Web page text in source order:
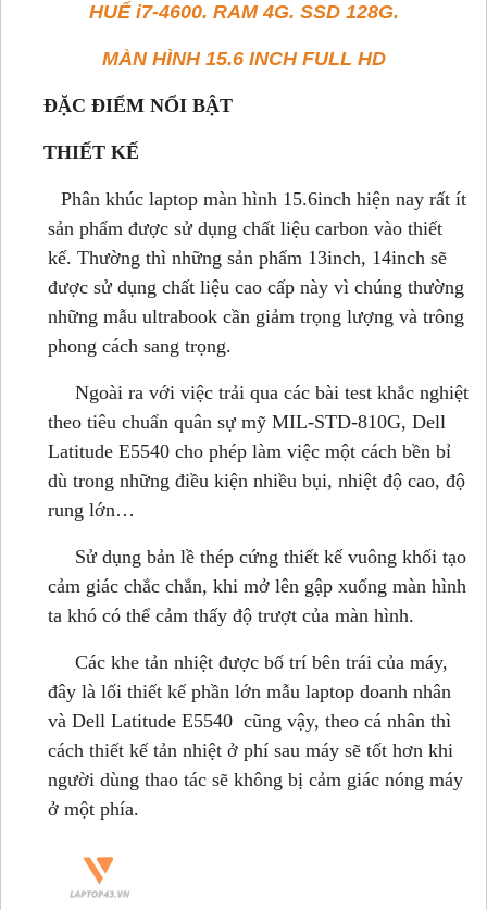
HUẾ i7-4600. RAM 4G. SSD 128G.
MÀN HÌNH 15.6 INCH FULL HD
ĐẶC ĐIỂM NỔI BẬT
THIẾT KẾ
Phân khúc laptop màn hình 15.6inch hiện nay rất ít
sản phẩm được sử dụng chất liệu carbon vào thiết
kế. Thường thì những sản phẩm 13inch, 14inch sẽ
được sử dụng chất liệu cao cấp này vì chúng thường
những mẫu ultrabook cần giảm trọng lượng và trông
phong cách sang trọng.
Ngoài ra với việc trải qua các bài test khắc nghiệt
theo tiêu chuẩn quân sự mỹ MIL-STD-810G, Dell
Latitude E5540 cho phép làm việc một cách bền bỉ
dù trong những điều kiện nhiều bụi, nhiệt độ cao, độ
rung lớn…
Sử dụng bản lề thép cứng thiết kế vuông khối tạo
cảm giác chắc chắn, khi mở lên gập xuống màn hình
ta khó có thể cảm thấy độ trượt của màn hình.
Các khe tản nhiệt được bố trí bên trái của máy,
đây là lối thiết kế phần lớn mẫu laptop doanh nhân
và Dell Latitude E5540 cũng vậy, theo cá nhân thì
cách thiết kế tản nhiệt ở phí sau máy sẽ tốt hơn khi
người dùng thao tác sẽ không bị cảm giác nóng máy
ở một phía.